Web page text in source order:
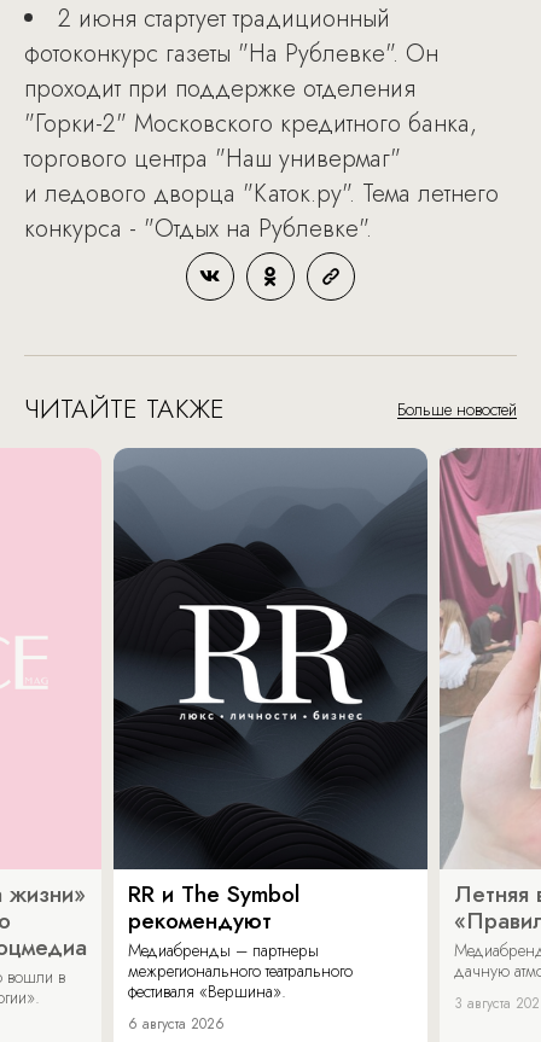
2 июня стартует традиционный
фотоконкурс газеты "На Рублевке". Он
проходит при поддержке отделения
"Горки-2" Московского кредитного банка,
торгового центра "Наш универмаг"
и ледового дворца "Каток.ру". Тема летнего
конкурса - "Отдых на Рублевке".
ЧИТАЙТЕ ТАКЖЕ Больше новостей
жизни»
вошли в
RR и The Symbol
рекомендуют
Медиабренды – партнеры
межрегионального театрального
фестиваля «Вершина».
6 августа 2026
Летняя
дачную
3 августа